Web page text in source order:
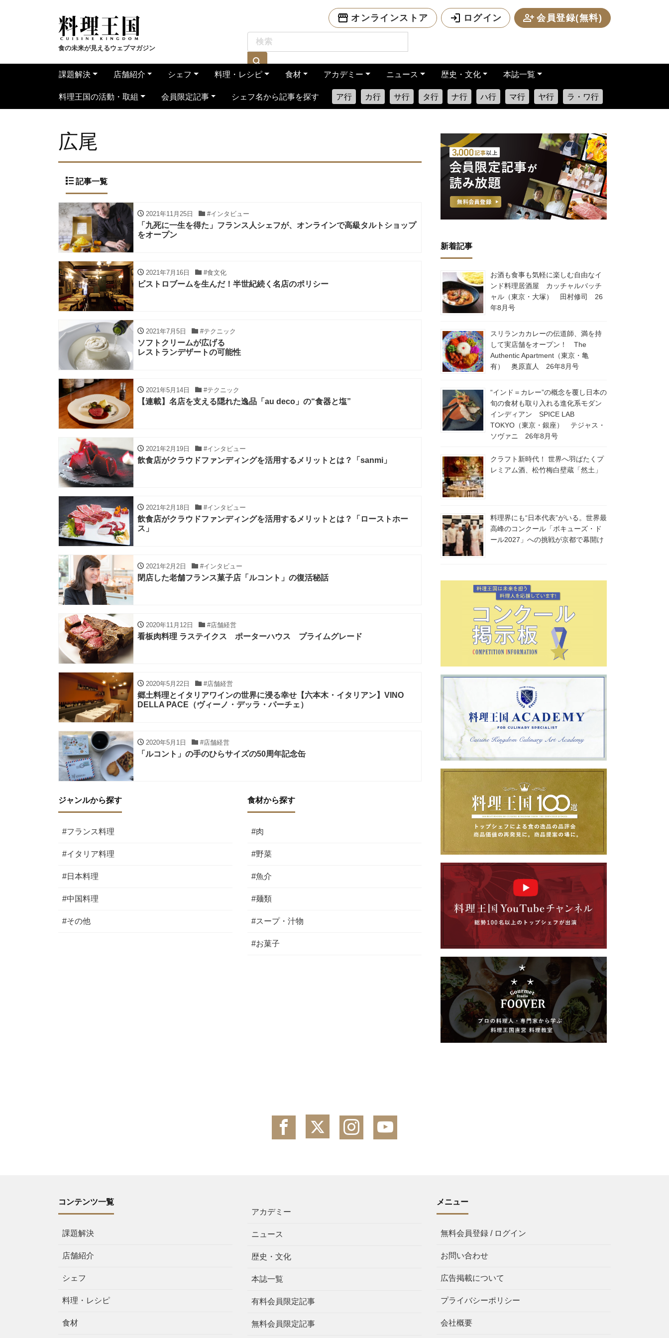
食の未来が見えるウェブマガジン
オンラインストア ログイン 会員登録(無料)
課題解決 店舗紹介 シェフ 料理・レシピ 食材 アカデミー ニュース 歴史・文化 本誌一覧
料理王国の活動・取組 会員限定記事 シェフ名から記事を探す ア行 カ行 サ行 タ行 ナ行 ハ行 マ行 ヤ行 ラ・ワ行
広尾
記事一覧
2021年11月25日 #インタビュー
「九死に一生を得た」フランス人シェフが、オンラインで高級タルトショップ
をオープン
2021年7月16日 #食文化
ビストロブームを生んだ！半世紀続く名店のポリシー
2021年7月5日 #テクニック
ソフトクリームが広げる
レストランデザートの可能性
2021年5月14日 #テクニック
【連載】名店を支える隠れた逸品「au deco」の“食器と塩”
2021年2月19日 #インタビュー
飲食店がクラウドファンディングを活用するメリットとは？「sanmi」
2021年2月18日 #インタビュー
飲食店がクラウドファンディングを活用するメリットとは？「ローストホー
ス」
2021年2月2日 #インタビュー
閉店した老舗フランス菓子店「ルコント」の復活秘話
2020年11月12日 #店舗経営
看板肉料理 ラステイクス ポーターハウス プライムグレード
2020年5月22日 #店舗経営
郷土料理とイタリアワインの世界に浸る幸せ【六本木・イタリアン】VINO
DELLA PACE（ヴィーノ・デッラ・パーチェ）
2020年5月1日 #店舗経営
「ルコント」の手のひらサイズの50周年記念缶
ジャンルから探す
#フランス料理
#イタリア料理
#日本料理
#中国料理
#その他
食材から探す
#肉
#野菜
#魚介
#麺類
#スープ・汁物
#お菓子
新着記事
お酒も食事も気軽に楽しむ自由なイ
ンド料理居酒屋 カッチャルバッチ
ャル（東京・大塚） 田村修司 26
年8月号
スリランカカレーの伝道師、満を持
して実店舗をオープン！ The
Authentic Apartment（東京・亀
有） 奥原直人 26年8月号
“インド＝カレー”の概念を覆し日本の
旬の食材も取り入れる進化系モダン
インディアン SPICE LAB
TOKYO（東京・銀座） テジャス・
ソヴァニ 26年8月号
クラフト新時代！ 世界へ羽ばたくプ
レミアム酒、松竹梅白壁蔵「然土」
料理界にも“日本代表”がいる。世界最
高峰のコンクール「ボキューズ・ド
ール2027」への挑戦が京都で幕開け
コンテンツ一覧
課題解決
店舗紹介
シェフ
料理・レシピ
食材
アカデミー
ニュース
歴史・文化
本誌一覧
有料会員限定記事
無料会員限定記事
メニュー
無料会員登録 / ログイン
お問い合わせ
広告掲載について
プライバシーポリシー
会社概要